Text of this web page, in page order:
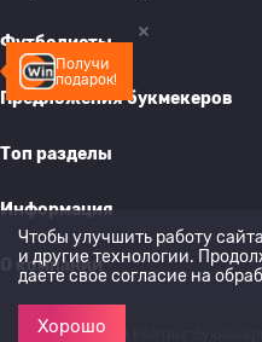
Получи
подарок!
Футболисты
Предложения букмекеров
Топ разделы
Информация
О компании
© 2022-2026 Рейтинг
Чтобы улучшить работу
и другие технологии.
даете свое согласие на
Хорошо